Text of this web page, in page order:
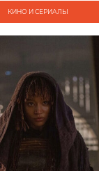
КИНО И СЕРИАЛЫ